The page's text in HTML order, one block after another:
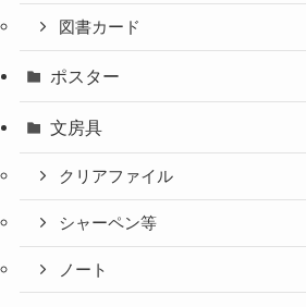
図書カード
ポスター
文房具
クリアファイル
シャーペン等
ノート